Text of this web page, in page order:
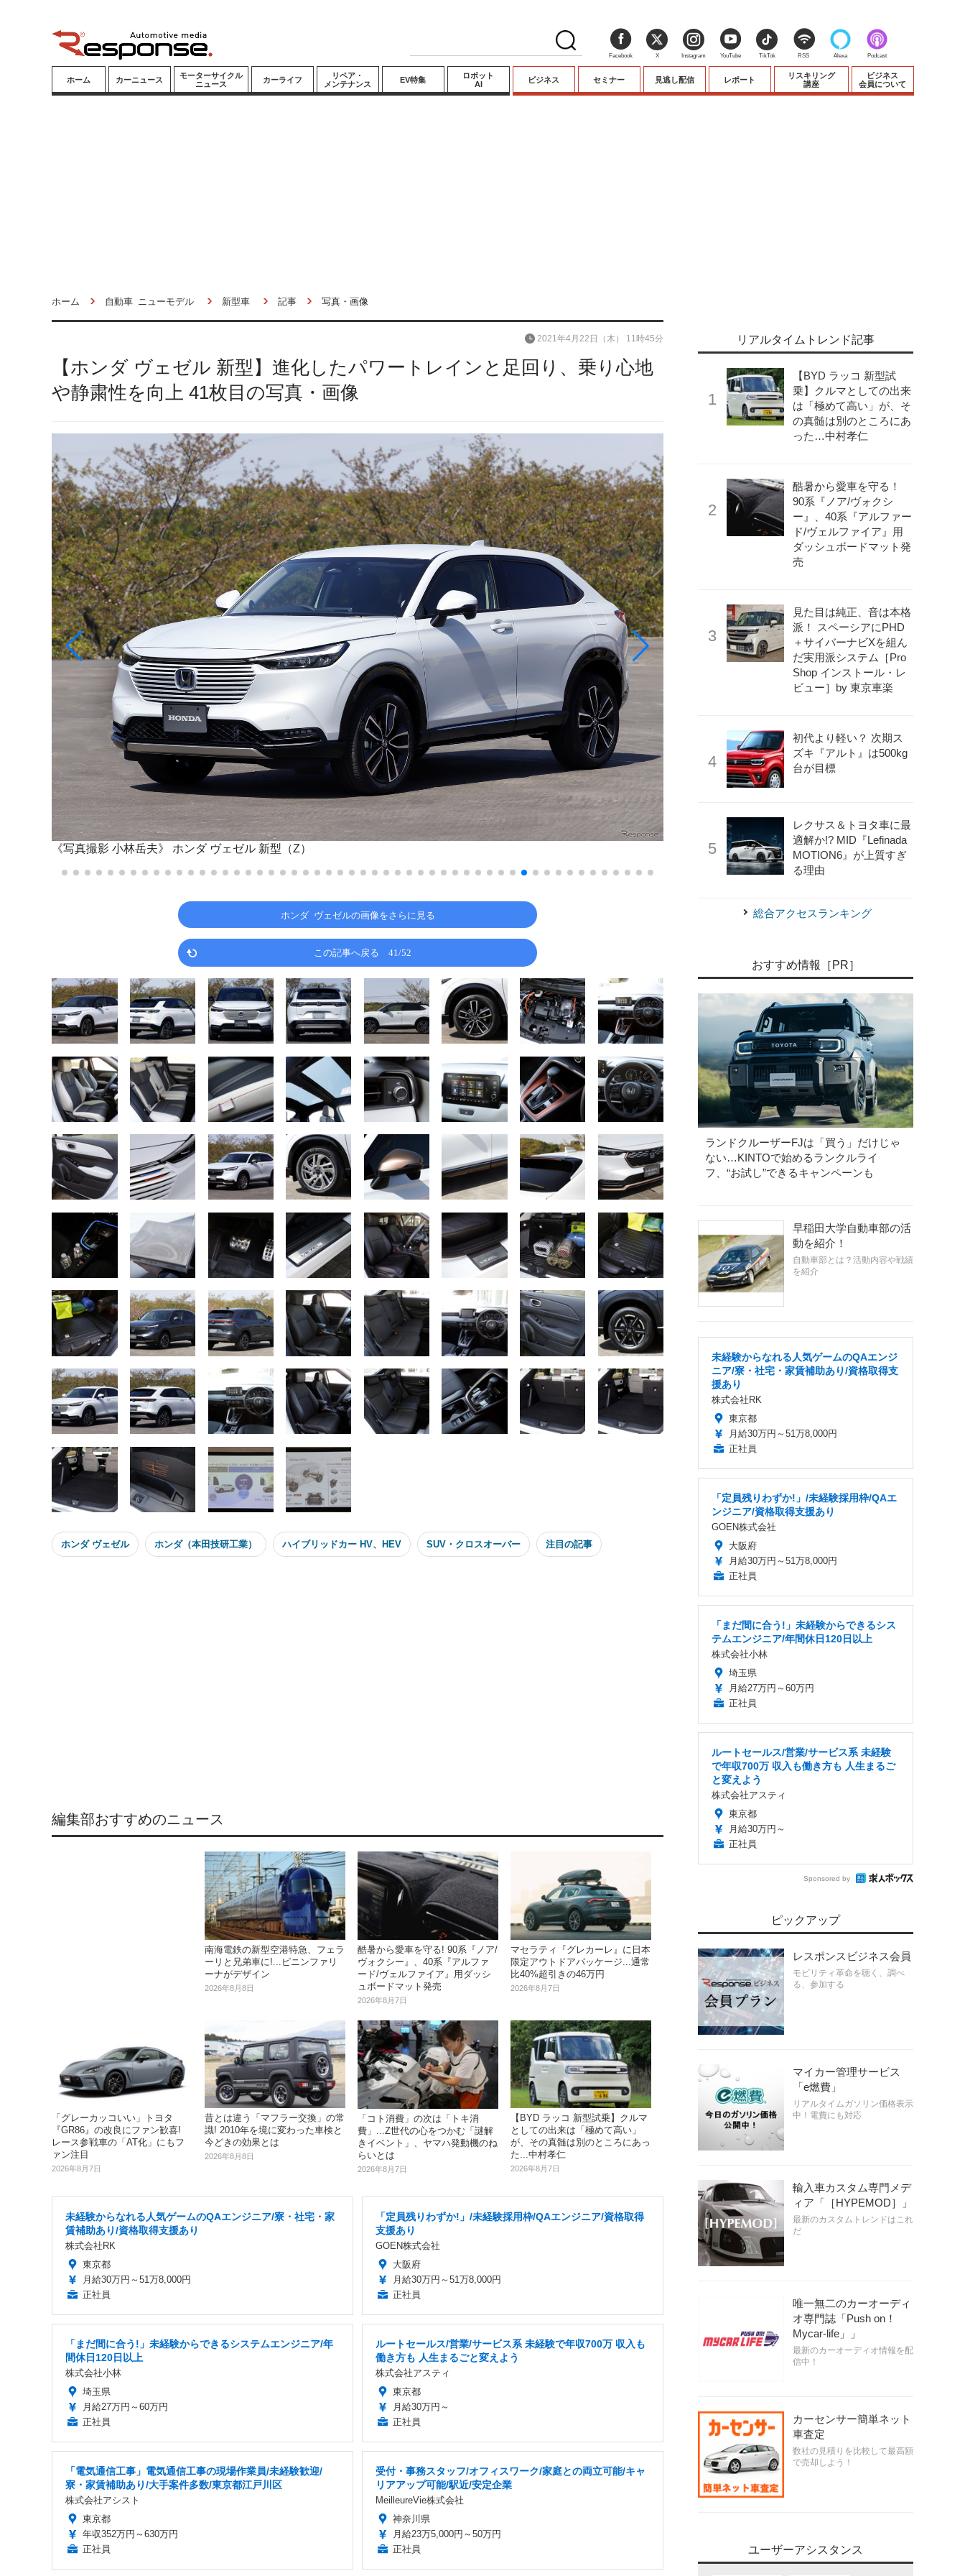
ホーム カーニュース
モーターサイクル
ニュース
カーライフ
リペア・
メンテナンス
EV特集
ロボット
AI
ビジネス セミナー 見逃し配信 レポート
リスキリング
講座
ビジネス
会員について
ホーム 自動車 ニューモデル 新型車 記事 写真・画像
【ホンダ ヴェゼル 新型】進化したパワートレインと足回り、乗り心地
や静粛性を向上 41枚目の写真・画像
2021年4月22日（木） 11時45分
《写真撮影 小林岳夫》 ホンダ ヴェゼル 新型（Z） 《写真撮影 小林岳夫》 ホンダ ヴェゼル 新型（Z）
ホンダ ヴェゼルの画像をさらに見る
この記事へ戻る 41/52
ホンダ ヴェゼル ホンダ（本田技研工業） ハイブリッドカー HV、HEV SUV・クロスオーバー 注目の記事
編集部おすすめのニュース
南海電鉄の新型空港特急、フェラ
ーリと兄弟車に!...ピニンファリ
ーナがデザイン
2026年8月8日
酷暑から愛車を守る! 90系『ノア/
ヴォクシー』、40系『アルファ
ード/ヴェルファイア』用ダッシ
ュボードマット発売
2026年8月7日
マセラティ『グレカーレ』に日本
限定アウトドアパッケージ...通常
比40%超引きの46万円
2026年8月7日
「グレーカッコいい」トヨタ
『GR86』の改良にファン歓喜!
レース参戦車の「AT化」にもフ
ァン注目
2026年8月7日
昔とは違う「マフラー交換」の常
識! 2010年を境に変わった車検と
今どきの効果とは
2026年8月8日
「コト消費」の次は「トキ消
費」...Z世代の心をつかむ「謎解
きイベント」、ヤマハ発動機のね
らいとは
2026年8月7日
【BYD ラッコ 新型試乗】クルマ
としての出来は「極めて高い」
が、その真髄は別のところにあっ
た...中村孝仁
2026年8月7日
未経験からなれる人気ゲームのQAエンジニア/寮・社宅・家
賃補助あり/資格取得支援あり
株式会社RK
東京都
月給30万円～51万8,000円
正社員
「定員残りわずか!」/未経験採用枠/QAエンジニア/資格取得
支援あり
GOEN株式会社
大阪府
月給30万円～51万8,000円
正社員
「まだ間に合う!」未経験からできるシステムエンジニア/年
間休日120日以上
株式会社小林
埼玉県
月給27万円～60万円
正社員
ルートセールス/営業/サービス系 未経験で年収700万 収入も
働き方も 人生まるごと変えよう
株式会社アスティ
東京都
月給30万円～
正社員
「電気通信工事」電気通信工事の現場作業員/未経験歓迎/
寮・家賃補助あり/大手案件多数/東京都江戸川区
株式会社アシスト
東京都
年収352万円～630万円
正社員
受付・事務スタッフ/オフィスワーク/家庭との両立可能/キャ
リアアップ可能/駅近/安定企業
MeilleureVie株式会社
神奈川県
月給23万5,000円～50万円
正社員
リアルタイムトレンド記事
【BYD ラッコ 新型試
乗】クルマとしての出来
は「極めて高い」が、そ
の真髄は別のところにあ
った…中村孝仁
酷暑から愛車を守る！
90系『ノア/ヴォクシ
ー』、40系『アルファー
ド/ヴェルファイア』用
ダッシュボードマット発
売
見た目は純正、音は本格
派！ スペーシアにPHD
＋サイバーナビXを組ん
だ実用派システム［Pro
Shop インストール・レ
ビュー］by 東京車楽
初代より軽い？ 次期ス
ズキ『アルト』は500kg
台が目標
レクサス＆トヨタ車に最
適解か!? MID『Lefinada
MOTION6』が上質すぎ
る理由
総合アクセスランキング
おすすめ情報［PR］
ランドクルーザーFJは「買う」だけじゃ
ない…KINTOで始めるランクルライ
フ、“お試し”できるキャンペーンも
早稲田大学自動車部の活
動を紹介！
自動車部とは？活動内容や戦績
を紹介
未経験からなれる人気ゲームのQAエンジ
ニア/寮・社宅・家賃補助あり/資格取得支
援あり
株式会社RK
東京都
月給30万円～51万8,000円
正社員
「定員残りわずか!」/未経験採用枠/QAエ
ンジニア/資格取得支援あり
GOEN株式会社
大阪府
月給30万円～51万8,000円
正社員
「まだ間に合う!」未経験からできるシス
テムエンジニア/年間休日120日以上
株式会社小林
埼玉県
月給27万円～60万円
正社員
ルートセールス/営業/サービス系 未経験
で年収700万 収入も働き方も 人生まるご
と変えよう
株式会社アスティ
東京都
月給30万円～
正社員
Sponsored by
ピックアップ
レスポンスビジネス会員
モビリティ革命を聴く、調べ
る、参加する
マイカー管理サービス
「e燃費」
リアルタイムガソリン価格表示
中！電費にも対応
輸入車カスタム専門メデ
ィア「［HYPEMOD］」
最新のカスタムトレンドはこれ
だ
唯一無二のカーオーディ
オ専門誌「Push on！
Mycar-life」」
最新のカーオーディオ情報を配
信中！
カーセンサー簡単ネット
車査定
数社の見積りを比較して最高額
で売却しよう！
ユーザーアシスタンス
Facebook X Instagram YouTube TikTok RSS Alexa Podcast